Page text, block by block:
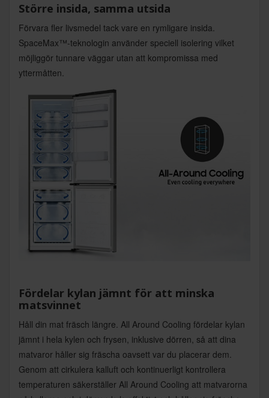
Större insida, samma utsida
Förvara fler livsmedel tack vare en rymligare insida.
SpaceMax™-teknologin använder speciell isolering vilket
möjliggör tunnare väggar utan att kompromissa med
yttermåtten.
Fördelar kylan jämnt för att minska
matsvinnet
Håll din mat fräsch längre. All Around Cooling fördelar kylan
jämnt i hela kylen och frysen, inklusive dörren, så att dina
matvaror håller sig fräscha oavsett var du placerar dem.
Genom att cirkulera kalluft och kontinuerligt kontrollera
temperaturen säkerställer All Around Cooling att matvarorna